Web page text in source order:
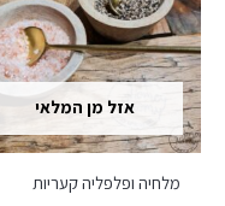
אזל מן המלאי
מלחיה ופלפליה קעריות